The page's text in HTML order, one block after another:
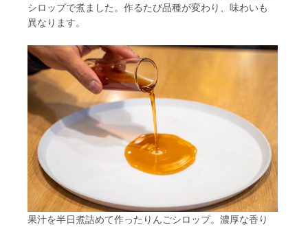
シロップで煮ました。作るたび品種が変わり、味わいも
異なります。
果汁を半日煮詰めて作ったりんごシロップ。濃厚な香り